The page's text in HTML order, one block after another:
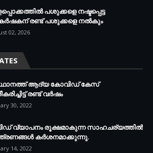
പശുക്കളെ നഷ്ടപ്പെട്ട
രണ്ട് പശുക്കളെ നല്‍കും
02, 2026
ആദ്യ കോവിഡ് കേസ്
രണ്ട് വര്‍ഷം
30, 2022
വ്യാപനം രൂക്ഷമാകുന്ന സാഹചര്യത്തില്‍
കര്‍ശനമാക്കുന്നു.
14, 2022